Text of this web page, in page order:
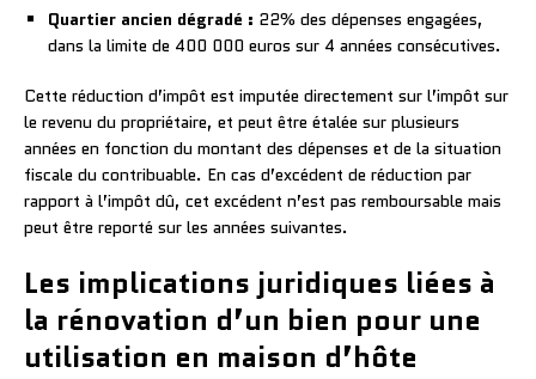
Quartier ancien dégradé : 22% des dépenses engagées,
dans la limite de 400 000 euros sur 4 années consécutives.
Cette réduction d’impôt est imputée directement sur l’impôt sur
le revenu du propriétaire, et peut être étalée sur plusieurs
années en fonction du montant des dépenses et de la situation
fiscale du contribuable. En cas d’excédent de réduction par
rapport à l’impôt dû, cet excédent n’est pas remboursable mais
peut être reporté sur les années suivantes.
Les implications juridiques liées à
la rénovation d’un bien pour une
utilisation en maison d’hôte